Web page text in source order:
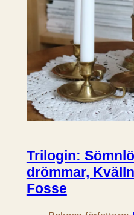
Trilogin:
drömmar,
Fosse